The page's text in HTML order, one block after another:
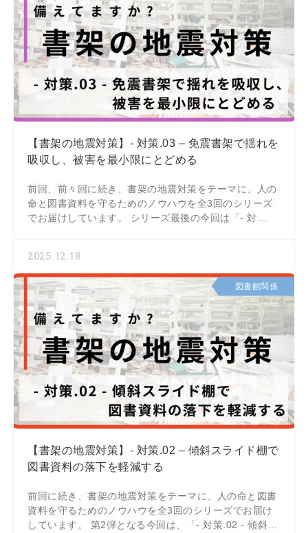
【書架の地震対策】- 対策.03 – 免震書架で揺れを
吸収し、被害を最小限にとどめる
前回、前々回に続き、書架の地震対策をテーマに、人の
命と図書資料を守るためのノウハウを全3回のシリーズ
でお届けしています。 シリーズ最後の今回は「- 対
2025.12.18
図書館関係
【書架の地震対策】- 対策.02 – 傾斜スライド棚で
図書資料の落下を軽減する
前回に続き、書架の地震対策をテーマに、人の命と図書
資料を守るためのノウハウを全3回のシリーズでお届け
しています。 第2弾となる今回は、「- 対策.02 - 傾斜ス